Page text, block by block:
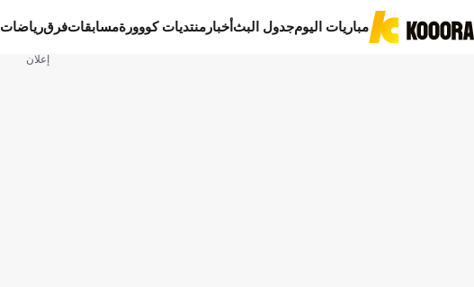
مباريات اليومجدول البثأخبار منتديات كووورةمسابقاتفرقرياضات
إعلان